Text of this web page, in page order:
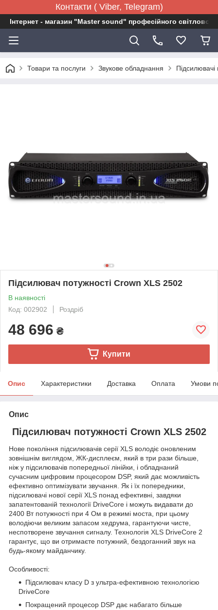
Контакти ( Viber, Telegram)
Інтернет - магазин "Master sound" професійного
Товари та послуги Звукове обладнання Підсилювачі
Підсилювач потужності Crown XLS 2502
В наявності
Код: 002902
Роздріб
48 696 ₴
Купити
Опис Характеристики Доставка Оплата Умови
Опис
Підсилювач потужності Crown XLS 2502
Нове покоління підсилювачів серії XLS володіє оновленим
зовнішнім виглядом, ЖК-дисплеєм, який в три рази більше,
ніж у підсилювачів попередньої лінійки, і обладнаний
сучасним цифровим процесором DSP, який дає можливість
ефективно оптимізувати звучання. Як і їх попередники,
підсилювачі нової серії XLS понад ефективні, завдяки
запатентованій технології DriveCore і можуть видавати до
2400 Вт потужності при 4 Ом в режимі моста, при цьому
володіючи великим запасом хедрума, гарантуючи чисте,
неспотворене звучання сигналу. Технологія XLS DriveCore 2
гарантує, що ви отримаєте потужний, бездоганний звук на
будь-якому майданчику.
Особливості:
Підсилювач класу D з ультра-ефективною технологією
DriveCore
Покращений процесор DSP дає набагато більше